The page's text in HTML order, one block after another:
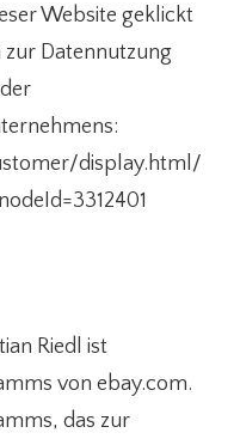
Website geklickt
Datennutzung
display.html/
Riedl ist
von ebay.com.
das zur